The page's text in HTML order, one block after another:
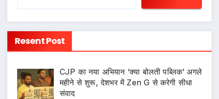
Resent Post
CJP का नया अभियान ‘क्या बोलती पब्लिक’ अगले
महीने से शुरू, देशभर में Zen G से करेगी सीधा
संवाद